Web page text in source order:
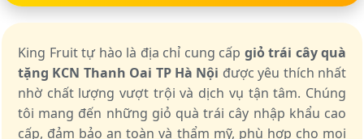
King Fruit tự hào là địa chỉ cung cấp giỏ trái cây quà
tặng KCN Thanh Oai TP Hà Nội được yêu thích nhất
nhờ chất lượng vượt trội và dịch vụ tận tâm. Chúng
tôi mang đến những giỏ quà trái cây nhập khẩu cao
cấp, đảm bảo an toàn và thẩm mỹ, phù hợp cho mọi